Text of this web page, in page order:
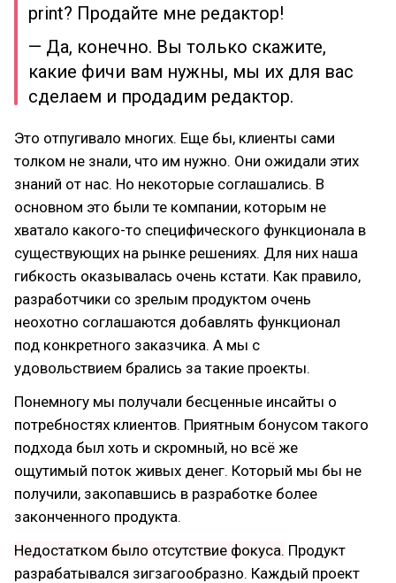
print? Продайте мне редактор!
— Да, конечно. Вы только скажите,
какие фичи вам нужны, мы их для вас
сделаем и продадим редактор.
Это отпугивало многих. Еще бы, клиенты сами
толком не знали, что им нужно. Они ожидали этих
знаний от нас. Но некоторые соглашались. В
основном это были те компании, которым не
хватало какого-то специфического функционала в
существующих на рынке решениях. Для них наша
гибкость оказывалась очень кстати. Как правило,
разработчики со зрелым продуктом очень
неохотно соглашаются добавлять функционал
под конкретного заказчика. А мы с
удовольствием брались за такие проекты.
Понемногу мы получали бесценные инсайты о
потребностях клиентов. Приятным бонусом такого
подхода был хоть и скромный, но всё же
ощутимый поток живых денег. Который мы бы не
получили, закопавшись в разработке более
законченного продукта.
Недостатком было отсутствие фокуса. Продукт
разрабатывался зигзагообразно. Каждый проект